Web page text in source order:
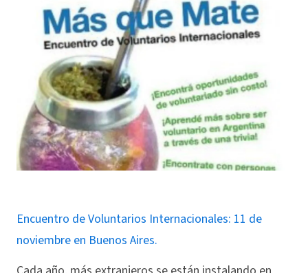
Encuentro de Voluntarios Internacionales: 11 de
noviembre en Buenos Aires.